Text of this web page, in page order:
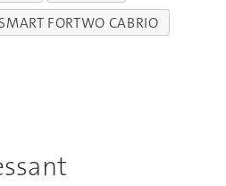
SMART FORTWO CABRIO